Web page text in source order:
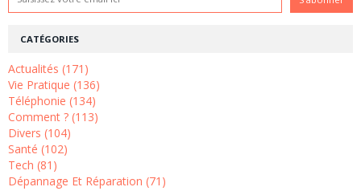
CATÉGORIES
Actualités (171)
Vie Pratique (136)
Téléphonie (134)
Comment ? (113)
Divers (104)
Santé (102)
Tech (81)
Dépannage Et Réparation (71)